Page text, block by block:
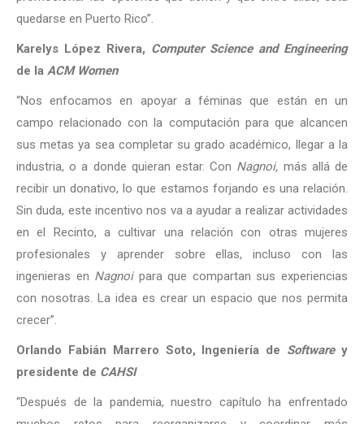
quedarse en Puerto Rico”.
Karelys López Rivera, Computer Science and Engineering
de la ACM Women
“Nos enfocamos en apoyar a féminas que están en un
campo relacionado con la computación para que alcancen
sus metas ya sea completar su grado académico, llegar a la
industria, o a donde quieran estar. Con Nagnoi, más allá de
recibir un donativo, lo que estamos forjando es una relación.
Sin duda, este incentivo nos va a ayudar a realizar actividades
en el Recinto, a cultivar una relación con otras mujeres
profesionales y aprender sobre ellas, incluso con las
ingenieras en Nagnoipara que compartan sus experiencias
con nosotras. La idea es crear un espacio que nos permita
crecer”.
Orlando Fabián Marrero Soto, Ingeniería de Softwarey
presidente de CAHSI
“Después de la pandemia, nuestro capítulo ha enfrentado